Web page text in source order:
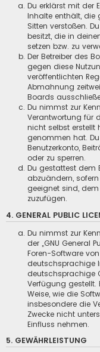
Du erklärst mit der
Inhalte enthält, die
Sitten verstoßen.
besitzt, die in
setzen bzw. zu
Der Betreiber des
gegen diese
veröffentlichten
Abmahnung
Boards
Du nimmst zur
Verantwortung für
nicht selbst erstellt
genommen hat.
Benutzerkonto,
oder zu sperren.
Du gestattest dem
abzuändern,
geeignet sind,
zuzufügen.
4. GENERAL PUBLIC
Du nimmst zur
der „GNU General
Foren-Software
deutschsprachige
deutschsprachige
Verfügung gestellt.
Weise, wie die
insbesondere die
Zwecke nicht
Einfluss nehmen.
5. GEWÄHRLEISTUNG